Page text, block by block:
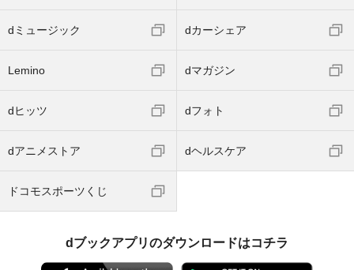
dミュージック dカーシェア
Lemino dマガジン
dヒッツ dフォト
dアニメストア dヘルスケア
ドコモスポーツくじ
dブックアプリのダウンロードはコチラ